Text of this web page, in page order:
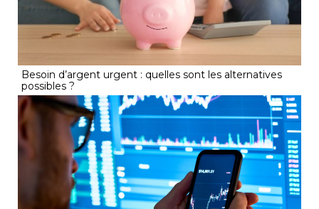
Besoin d’argent urgent : quelles sont les alternatives
possibles ?